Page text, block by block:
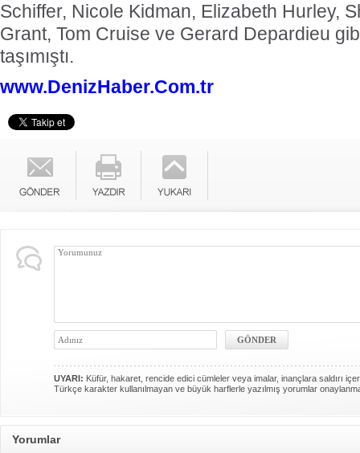
Schiffer, Nicole Kidman, Elizabeth Hurley,
Grant, Tom Cruise ve Gerard Depardieu
taşımıştı.
www.DenizHaber.Com.tr
UYARI: Küfür, hakaret, rencide edici cümleler veya imalar, inançlara saldırı
Türkçe karakter kullanılmayan ve büyük harflerle yazılmış yorumlar
Yorumlar